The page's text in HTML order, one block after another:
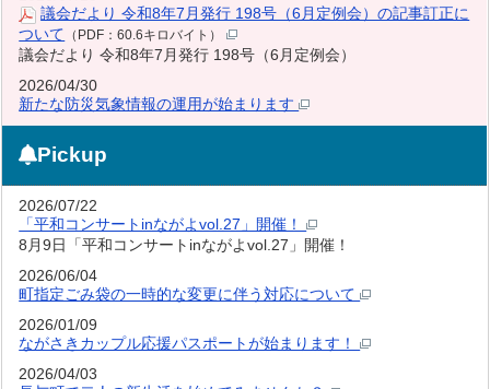
議会だより 令和8年7月発行 198号（6月定例会）の記事訂正に
ついて （PDF：60.6キロバイト）
議会だより 令和8年7月発行 198号（6月定例会）
2026/04/30
新たな防災気象情報の運用が始まります
Pickup
2026/07/22
「平和コンサートinながよvol.27」開催！
8月9日「平和コンサートinながよvol.27」開催！
2026/06/04
町指定ごみ袋の一時的な変更に伴う対応について
2026/01/09
ながさきカップル応援パスポートが始まります！
2026/04/03